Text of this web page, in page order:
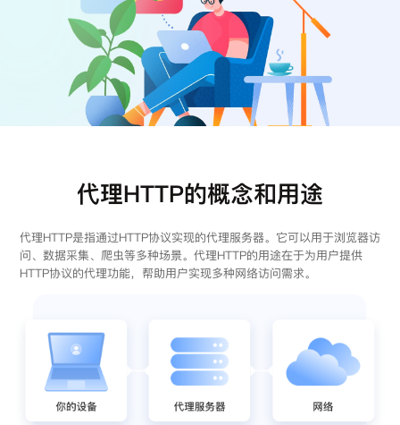
代理HTTP的概念和用途
代理HTTP是指通过HTTP协议实现的代理服务器。它可以用于浏览器访
问、数据采集、爬虫等多种场景。代理HTTP的用途在于为用户提供
HTTP协议的代理功能，帮助用户实现多种网络访问需求。